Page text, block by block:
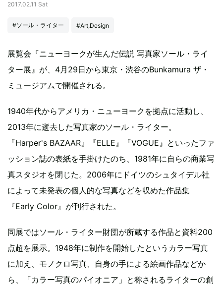
2017.02.11 Sat
#ソール・ライター #Art,Design
展覧会『ニューヨークが生んだ伝説 写真家ソール・ライ
ター展』が、4月29日から東京・渋谷のBunkamura ザ・
ミュージアムで開催される。
1940年代からアメリカ・ニューヨークを拠点に活動し、
2013年に逝去した写真家のソール・ライター。
『Harper's BAZAAR』『ELLE』『VOGUE』といったファ
ッション誌の表紙を手掛けたのち、1981年に自らの商業写
真スタジオを閉じた。2006年にドイツのシュタイデル社
によって未発表の個人的な写真などを収めた作品集
『Early Color』が刊行された。
同展ではソール・ライター財団が所蔵する作品と資料200
点超を展示。1948年に制作を開始したというカラー写真
に加え、モノクロ写真、自身の手による絵画作品などか
ら、「カラー写真のパイオニア」と称されるライターの創